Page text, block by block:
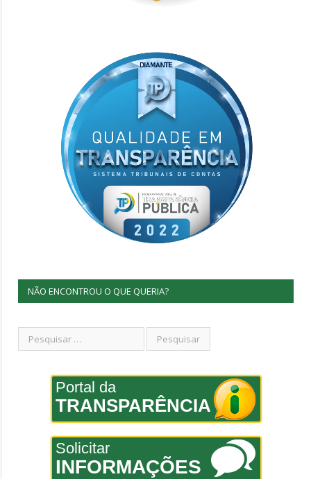
NÃO ENCONTROU O QUE QUERIA?
Portal da
TRANSPARÊNCIA
Solicitar
INFORMAÇÕES